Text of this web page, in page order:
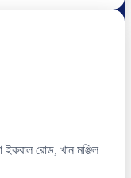
ইকবাল রোড, খান মঞ্জিল